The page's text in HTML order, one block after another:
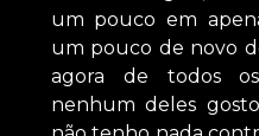
um pouco em
um pouco de novo
agora de todos
nenhum deles